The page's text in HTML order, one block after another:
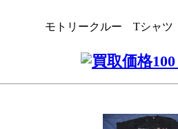
モトリークルー Tシャ